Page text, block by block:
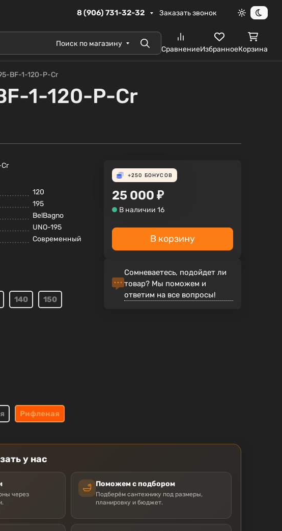
8 (906) 731-32-32 Заказать звонок
Светлая
Поиск по магазину ПоискСравнениеИзбранноеКорзина
BF-1-120-P-Cr
1-120-P-Cr
120
195
BelBagno
UNO-195
Современный
140 150
Рифленая
+250 БОНУСОВ
25 000 ₽
В наличии 16
В корзину
Сомневаетесь, подойдет ли
товар? Мы поможем и
ответим на все вопросы!
у нас
через
🛁 Поможем с подбором
Подберём сантехнику под размеры,
планировку и бюджет.